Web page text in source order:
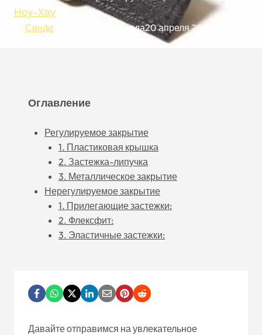
Ноу-Хау
Синди 20 апреля 2024 года20 апреля 2024 года
Оглавление
Регулируемое закрытие
1. Пластиковая крышка
2. Застежка-липучка
3. Металлическое закрытие
Нерегулируемое закрытие
1. Прилегающие застежки:
2. Флексфит:
3. Эластичные застежки:
Давайте отправимся на увлекательное